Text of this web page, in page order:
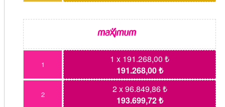
1
1 x 191.268,00 ₺
191.268,00 ₺
2
2 x 96.849,86 ₺
193.699,72 ₺